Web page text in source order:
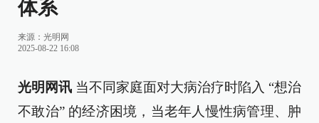
体系
来源： 光明网
2025-08-22 16:08
光明网讯 当不同家庭面对大病治疗时陷入 “想治
不敢治” 的经济困境，当老年人慢性病管理、肿